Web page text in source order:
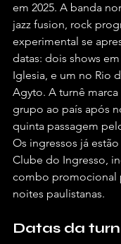
em 2025. A banda
jazz fusion, rock
experimental se
datas: dois shows
Iglesia, e um no Rio
Agyto. A turnê
grupo ao país após
quinta passagem
Os ingressos já
Clube do Ingresso,
combo promocional
noites paulistanas.
Datas da